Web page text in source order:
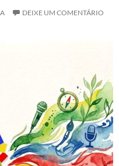
DEIXE UM COMENTÁRIO